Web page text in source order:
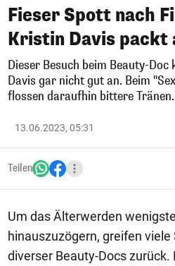
Fieser Spott nach
Kristin Davis packt
Dieser Besuch beim Beauty-
Davis gar nicht gut an. Beim
flossen daraufhin bittere Tränen.
13.06.2023, 05:31
Teilen
Um das Älterwerden
hinauszuzögern, greifen
diverser Beauty-Docs